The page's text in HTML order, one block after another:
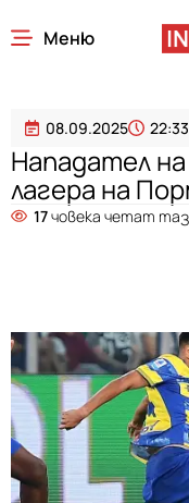
Меню
08.09.2025 22:33
Нападател
лагера на
17човека четат